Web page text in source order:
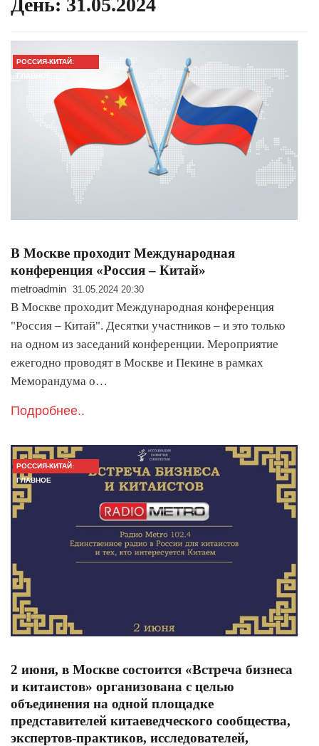
День: 31.05.2024
РОССИЯ-КИТАЙ:
ГЛАВНОЕ
В Москве проходит Международная
конференция «Россия – Китай»
metroadmin 31.05.2024 20:30
В Москве проходит Международная конференция
"Россия – Китай". Десятки участников – и это только
на одном из заседаний конференции. Мероприятие
ежегодно проводят в Москве и Пекине в рамках
Меморандума о…
Подробнее..
РОССИЯ-КИТАЙ:
ГЛАВНОЕ
2 июня, в Москве состоится «Встреча бизнеса
и китаистов» организована с целью
объединения на одной площадке
представителей китаеведческого сообщества,
экспертов-практиков, исследователей,